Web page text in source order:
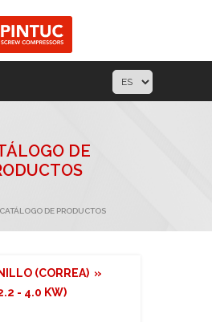
DE
CATÁLOGO DE PRODUCTOS
(CORREA) »
- 4.0 KW)